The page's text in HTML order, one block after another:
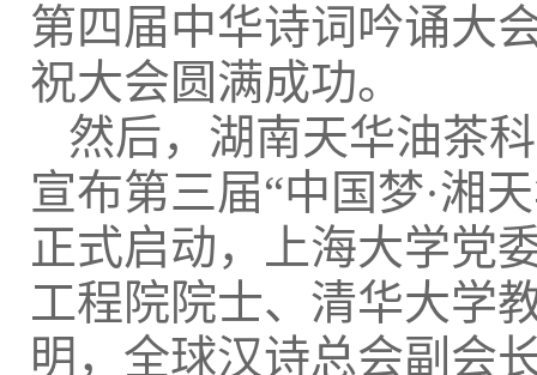
第四届中华诗词吟诵大
祝大会圆满成功。
然后，湖南天华油茶
宣布第三届“中国梦·湘
正式启动，上海大学党
工程院院士、清华大学
明，全球汉诗总会副会